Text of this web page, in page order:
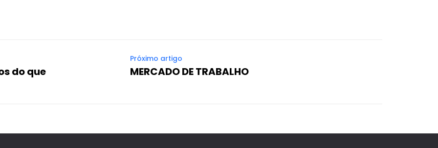
do que
Próximo artigo
MERCADO DE TRABALHO